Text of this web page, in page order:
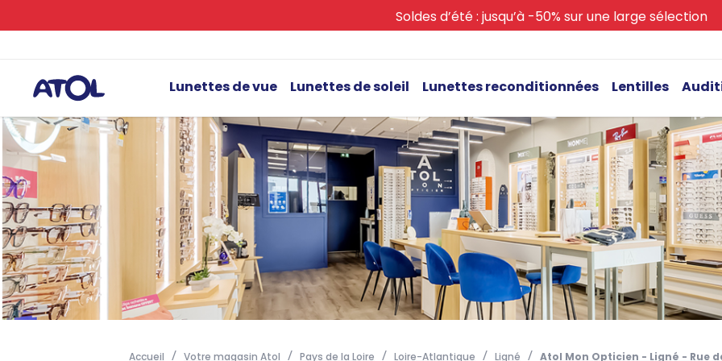
Soldes d’été : jusqu’à -50% sur une large sélection
Lunettes de vue Lunettes de soleil Lunettes reconditionnées Lentilles
Accueil Votre magasin Atol Pays de la Loire Loire-Atlantique Ligné Atol Mon Opticien - Ligné - Rue